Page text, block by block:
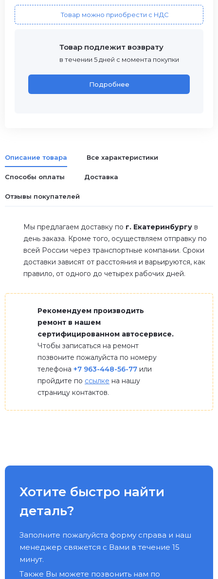
Товар можно приобрести с НДС
Товар подлежит возврату
в течении 5 дней с момента покупки
Подробнее
Описание товара Все характеристики
Способы оплаты Доставка
Отзывы покупателей
Мы предлагаем доставку по г. Екатеринбургу в
день заказа. Кроме того, осуществляем отправку по
всей России через транспортные компании. Сроки
доставки зависят от расстояния и варьируются, как
правило, от одного до четырех рабочих дней.
Рекомендуем производить
ремонт в нашем
сертифицированном автосервисе.
Чтобы записаться на ремонт
позвоните пожалуйста по номеру
телефона +7 963-448-56-77 или
пройдите по ссылке на нашу
страницу контактов.
Хотите быстро найти
деталь?
Заполните пожалуйста форму справа и наш
менеджер свяжется с Вами в течение 15
минут.
Также Вы можете позвонить нам по